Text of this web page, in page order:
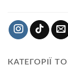
КАТЕГОРІЇ